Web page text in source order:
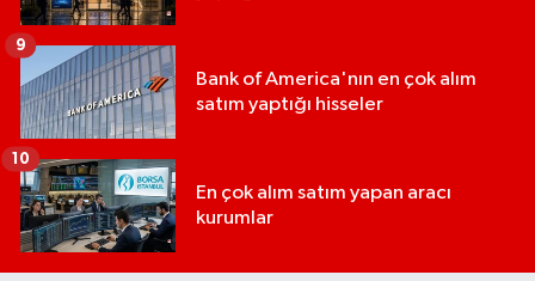
Bank of America'nın en çok alım
satım yaptığı hisseler
9
En çok alım satım yapan aracı
kurumlar
10